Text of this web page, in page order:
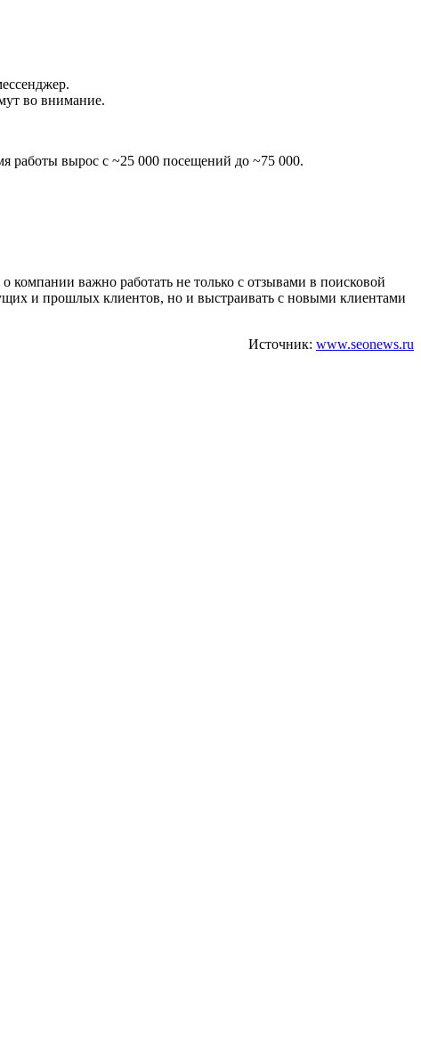
во внимание.
работы вырос с ~25 000 посещений до ~75 000.
компании важно работать не только с отзывами в поисковой
и прошлых клиентов, но и выстраивать с новыми клиентами
Источник: www.seonews.ru